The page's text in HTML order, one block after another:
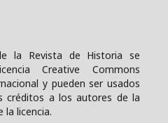
la Revista de Historia se
Creative Commons
y pueden ser usados
créditos a los autores de la
la licencia.